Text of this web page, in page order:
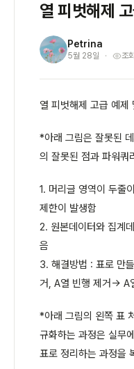
열 피벗해제
P Petrina
5월 28일 조
열 피벗해제 고급 예
*아래 그림은 잘못된
의 잘못된 점과 파워쿼
1. 머리글 영역이 두줄
제한이 발생함
2. 원본데이터와 집계
음
3. 해결방법 : 표로 만
거, A열 빈행 제거->
*아래 그림의 왼쪽 표
규화하는 과정은 실무
표로 정리하는 과정을